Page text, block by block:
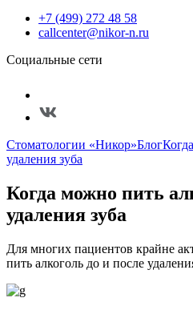
+7 (499) 272 48 58
callcenter@nikor-n.ru
Социальные сети
Стоматологии «Никор»Блог
удаления зуба
Когда можно пить
удаления зуба
Для многих пациентов крайне
пить алкоголь до и после